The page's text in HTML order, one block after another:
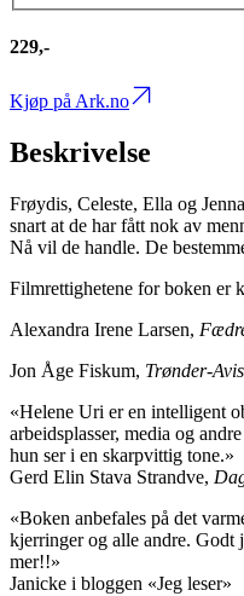
229,-
Kjøp på Ark.no
Beskrivelse
Frøydis, Celeste, Ella og
snart at de har fått nok av
Nå vil de handle. De
Filmrettighetene for boken er
Alexandra Irene Larsen,
Jon Åge Fiskum, Trønder-
«Helene Uri er en intelligent
arbeidsplasser, media og
hun ser i en skarpvittig tone.»
Gerd Elin Stava Strandve,
«Boken anbefales på det
kjerringer og alle andre.
mer!!»
Janicke i bloggen «Jeg leser»